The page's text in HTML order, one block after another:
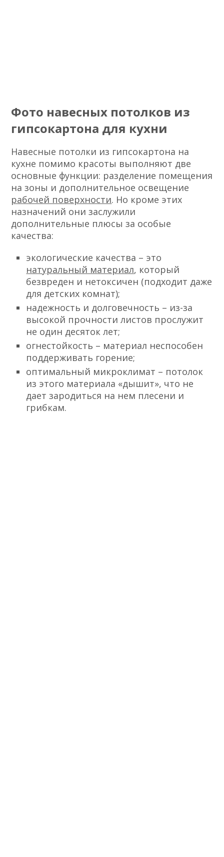
Фото навесных потолков из
гипсокартона для кухни
Навесные потолки из гипсокартона на
кухне помимо красоты выполняют две
основные функции: разделение помещения
на зоны и дополнительное освещение
рабочей поверхности. Но кроме этих
назначений они заслужили
дополнительные плюсы за особые
качества:
экологические качества – это
натуральный материал, который
безвреден и нетоксичен (подходит даже
для детских комнат);
надежность и долговечность – из-за
высокой прочности листов прослужит
не один десяток лет;
огнестойкость – материал неспособен
поддерживать горение;
оптимальный микроклимат – потолок
из этого материала «дышит», что не
дает зародиться на нем плесени и
грибкам.